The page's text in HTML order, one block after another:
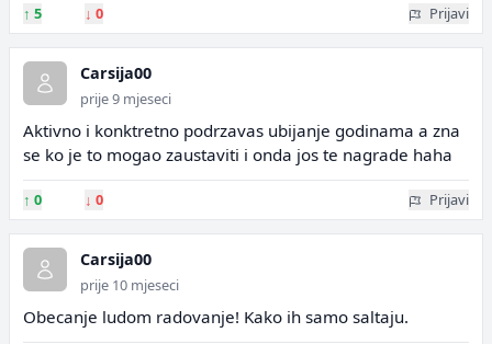
↑ 5 ↓ 0 Prijavi
Carsija00
prije 9 mjeseci
Aktivno i konktretno podrzavas ubijanje godinama a zna
se ko je to mogao zaustaviti i onda jos te nagrade haha
↑ 0 ↓ 0 Prijavi
Carsija00
prije 10 mjeseci
Obecanje ludom radovanje! Kako ih samo saltaju.